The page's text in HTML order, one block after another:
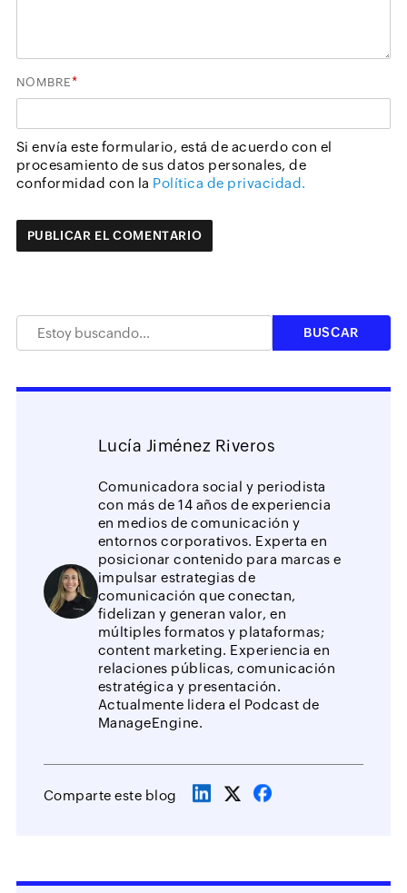
NOMBRE*
Si envía este formulario, está de acuerdo con el
procesamiento de sus datos personales, de
conformidad con la Política de privacidad.
Lucía Jiménez Riveros
Comunicadora social y periodista
con más de 14 años de experiencia
en medios de comunicación y
entornos corporativos. Experta en
posicionar contenido para marcas e
impulsar estrategias de
comunicación que conectan,
fidelizan y generan valor, en
múltiples formatos y plataformas;
content marketing. Experiencia en
relaciones públicas, comunicación
estratégica y presentación.
Actualmente lidera el Podcast de
ManageEngine.
Comparte este blog